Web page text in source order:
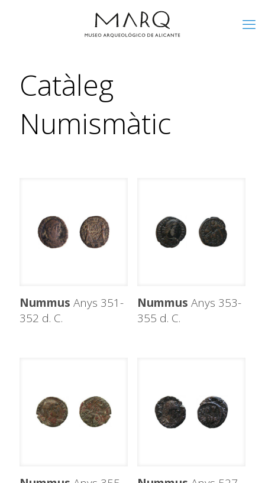
Catàleg
Numismàtic
Nummus Anys 351-
352 d. C.
Nummus Anys 353-
355 d. C.